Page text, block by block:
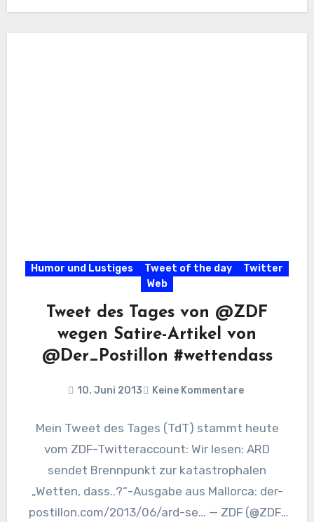
Humor und Lustiges Tweet of the day
Twitter
Web
Tweet des Tages von @ZDF
wegen Satire-Artikel von
@Der_Postillon #wettendass
10. Juni 2013 Keine Kommentare
Mein Tweet des Tages (TdT) stammt heute
vom ZDF-Twitteraccount: Wir lesen: ARD
sendet Brennpunkt zur katastrophalen
„Wetten, dass..?“-Ausgabe aus Mallorca: der-
postillon.com/2013/06/ard-se… — ZDF (@ZDF)